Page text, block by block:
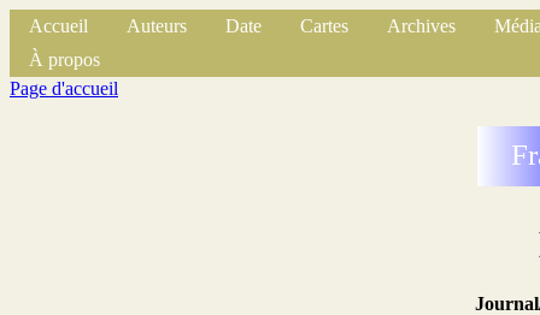
Accueil Auteurs Date Cartes Archives
À propos
Page d'accueil